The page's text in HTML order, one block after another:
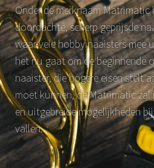
Onder de merknaam Matrimatic
doordachte, scherp geprijsde
waar vele hobby naaisters mee
het nu gaat om de beginnende
naaister, die hogere eisen stelt
moet kunnen, de Matrimatic
en uitgebreide mogelijkheden
vallen.